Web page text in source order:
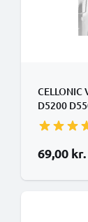
D5200
Eye Piece
69,00 kr.